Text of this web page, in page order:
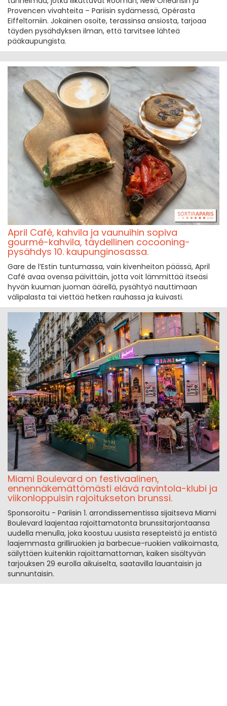
Provencen vivahteita – Pariisin sydämessä, Opérasta
Eiffeltorniin. Jokainen osoite, terassinsa ansiosta, tarjoaa
täyden pysähdyksen ilman, että tarvitsee lähteä
pääkaupungista.
April Café, kahvila ja vaunuihin sopiva
gourmé-kahvila, täydellinen cocooning-
pysähdys 10. kaupunginosassa.
Gare de l’Estin tuntumassa, vain kivenheiton päässä, April
Café avaa ovensa päivittäin, jotta voit lämmittää itseäsi
hyvän kuuman juoman äärellä, pysähtyä nauttimaan
välipalasta tai viettää hetken rauhassa ja kuivasti.
Miami Boulevard on festivaalinen,
ennennäkemättömästi elävä ravintola-klubi ja
viikonloppuisin rajoitukseton brunssi.
Sponsoroitu - Pariisin 1. arrondissementissa sijaitseva Miami
Boulevard laajentaa rajoittamatonta brunssitarjontaansa
uudella menulla, joka koostuu uusista resepteistä ja entistä
laajemmasta grilliruokien ja barbecue-ruokien valikoimasta,
säilyttäen kuitenkin rajoittamattoman, kaiken sisältyvän
tarjouksen 29 eurolla aikuiselta, saatavilla lauantaisin ja
sunnuntaisin.